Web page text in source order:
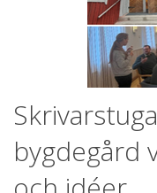
bygdegård